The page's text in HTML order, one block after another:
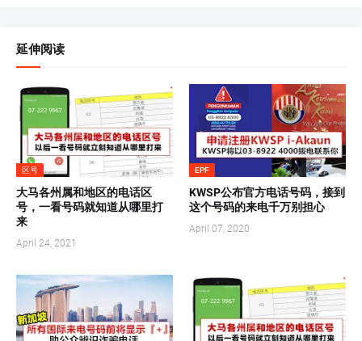
延伸阅读
区号
大马各州属和地区的电话区
号，一看号码就知道从哪里打
来
April 24, 2021
EPF
KWSP公布官方电话号码，接到
这个号码的来电千万别担心
April 07, 2020